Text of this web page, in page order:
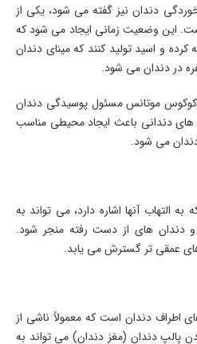
دندان نیز گفته می شود، یکی از
این وضعیت زمانی ایجاد می شود که
کرده و اسید تولید کنند که مینای دندان
در دندان می شود.
موتانس مسئول پوسیدگی دندان
های دندانی باعث ایجاد محیطی مناسب
می شود.
به التهاب آنها اشاره دارد، می تواند به
دندان های از دست رفته منجر شود.
های عمقی تر گسترش می یابد.
دندان است که معمولاً ناشی از
پالپ دندان (مغز دندان) می تواند به